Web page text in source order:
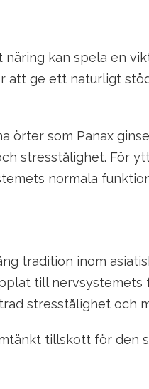
kan spela en
att ge ett naturligt
örter som Panax
stresstålighet. För
normala
tradition inom
till nervsystemets
stresstålighet och
tillskott för den